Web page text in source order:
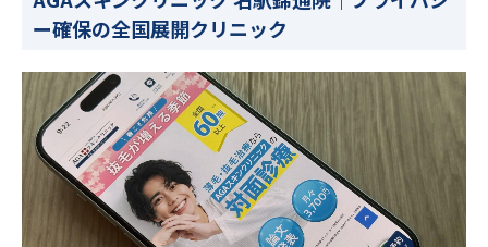
ー確保の全国展開クリニック